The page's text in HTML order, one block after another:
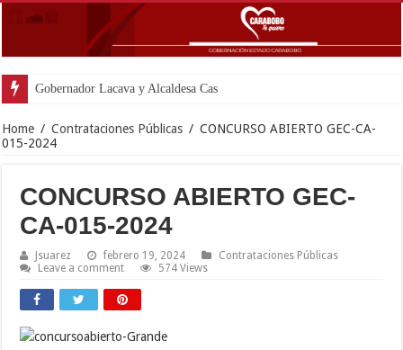
Gobernador Lacava y Alcaldesa Castillo reinaugura
Home / Contrataciones Públicas / CONCURSO ABIERTO GEC-CA-
015-2024
CONCURSO ABIERTO GEC-
CA-015-2024
Jsuarez febrero 19, 2024
Contrataciones Públicas
Leave a comment
574 Views